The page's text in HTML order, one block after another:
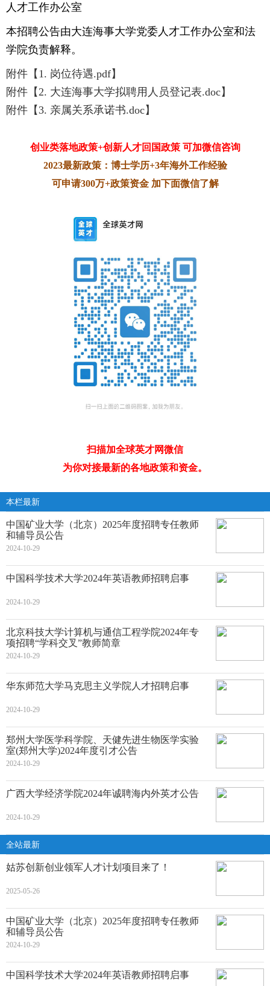
人才工作办公室
本招聘公告由大连海事大学党委人才工作办公室和法
学院负责解释。
附件【1. 岗位待遇.pdf】
附件【2. 大连海事大学拟聘用人员登记表.doc】
附件【3. 亲属关系承诺书.doc】
创业类落地政策+创新人才回国政策 可加微信咨询
2023最新政策：博士学历+3年海外工作经验
可申请300万+政策资金 加下面微信了解
扫描加全球英才网微信
为你对接最新的各地政策和资金。
本栏最新
中国矿业大学（北京）2025年度招聘专任教师
和辅导员公告
2024-10-29
中国科学技术大学2024年英语教师招聘启事
2024-10-29
北京科技大学计算机与通信工程学院2024年专
项招聘“学科交叉”教师简章
2024-10-29
华东师范大学马克思主义学院人才招聘启事
2024-10-29
郑州大学医学科学院、天健先进生物医学实验
室(郑州大学)2024年度引才公告
2024-10-29
广西大学经济学院2024年诚聘海内外英才公告
2024-10-29
全站最新
姑苏创新创业领军人才计划项目来了！
2025-05-26
中国矿业大学（北京）2025年度招聘专任教师
和辅导员公告
2024-10-29
中国科学技术大学2024年英语教师招聘启事